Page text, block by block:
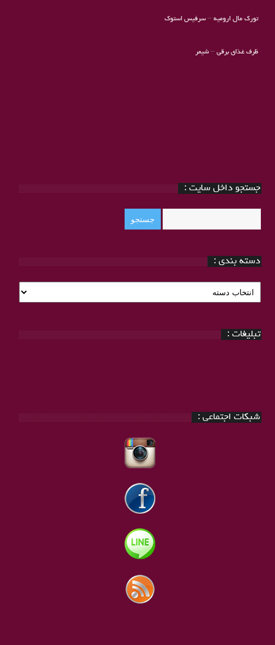
تورک مال ارومیه–سرفیس استوک
ظرف غذای برقی– شیمر
جستجو داخل سایت :
دسته بندی :
دسته
بندی
تبلیغات :
شبکات اجتماعی :